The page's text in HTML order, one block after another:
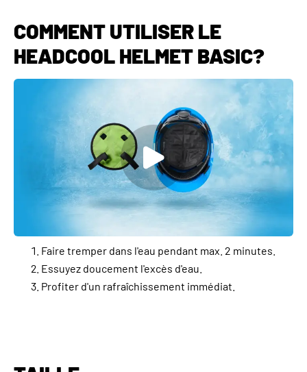
COMMENT UTILISER LE
HEADCOOL HELMET BASIC?
Faire tremper dans l'eau pendant max. 2 minutes.
Essuyez doucement l'excès d'eau.
Profiter d'un rafraîchissement immédiat.